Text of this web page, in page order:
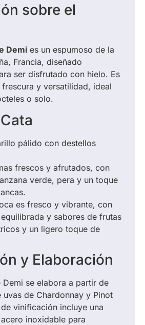
sobre el
Demi es un espumoso de la
Francia, diseñado
ser disfrutado con hielo. Es
y versatilidad, ideal
o solo.
pálido con destellos
frescos y afrutados, con
verde, pera y un toque
es fresco y vibrante, con
y sabores de frutas
y un ligero toque de
y Elaboración
Demi se elabora a partir de
uvas de Chardonnay y Pinot
vinificación incluye una
inoxidable para